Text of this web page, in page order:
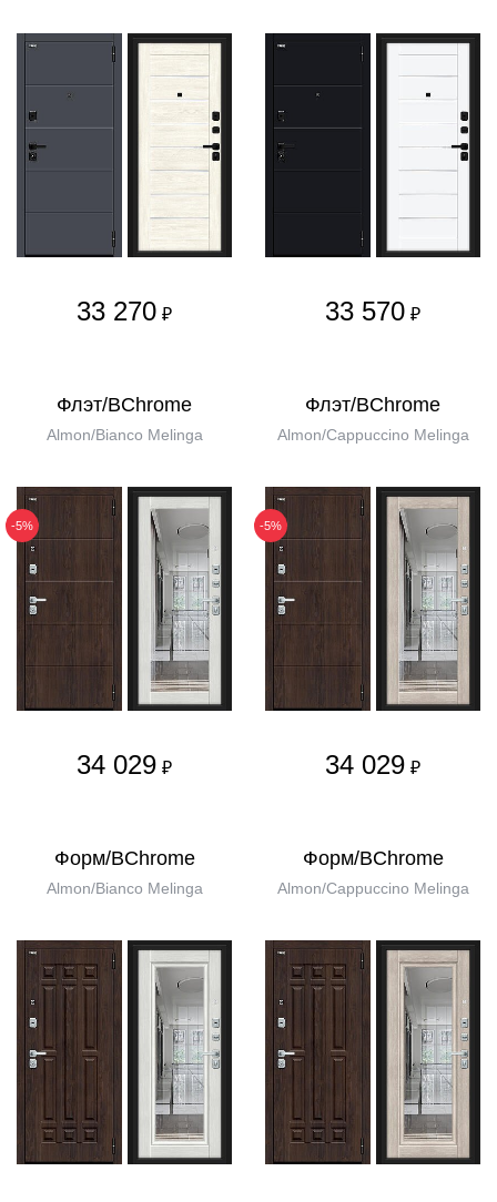
33 270 ₽ 33 570 ₽
Флэт/BChrome
Almon/Bianco Melinga
-5%
34 029 ₽
Флэт/BChrome
Almon/Cappuccino Melinga
-5%
34 029 ₽
Форм/BChrome
Almon/Bianco Melinga
Форм/BChrome
Almon/Cappuccino Melinga